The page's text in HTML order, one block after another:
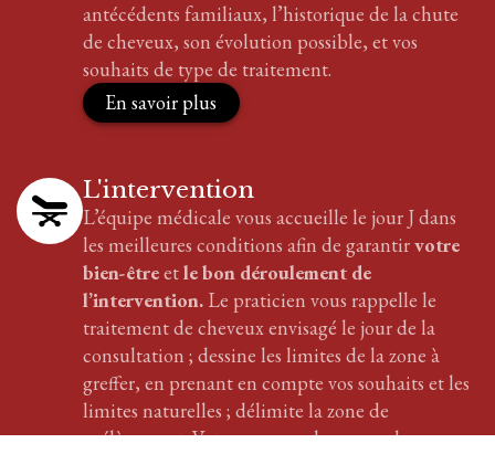
antécédents familiaux, l’historique de la chute
de cheveux, son évolution possible, et vos
souhaits de type de traitement.
En savoir plus
L'intervention
L’équipe médicale vous accueille le jour J dans
les meilleures conditions afin de garantirvotre
bien-êtreetle bon déroulement de
l’intervention. Le praticien vous rappelle le
traitementde cheveuxenvisagé le jour de la
consultation ; dessine les limites de la zone à
greffer, en prenant en compte vos souhaits et les
limites naturelles ; délimite la zone de
prélèvement. Votre passage chez nous demeurera